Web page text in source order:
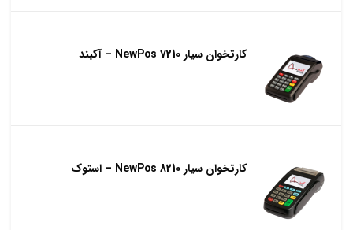
کارتخوان سیار NewPos 7210 – آکبند
کارتخوان سیار NewPos 8210 – استوک